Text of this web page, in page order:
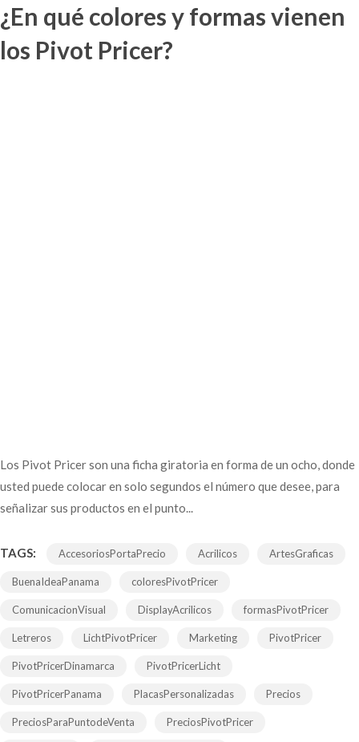
¿En qué colores y formas vienen
los Pivot Pricer?
Los Pivot Pricer son una ficha giratoria en forma de un ocho, donde
usted puede colocar en solo segundos el número que desee, para
señalizar sus productos en el punto...
TAGS: AccesoriosPortaPrecio Acrilicos ArtesGraficas
BuenaIdeaPanama coloresPivotPricer
ComunicacionVisual DisplayAcrilicos formasPivotPricer
Letreros LichtPivotPricer Marketing PivotPricer
PivotPricerDinamarca PivotPricerLicht
PivotPricerPanama PlacasPersonalizadas Precios
PreciosParaPuntodeVenta PreciosPivotPricer